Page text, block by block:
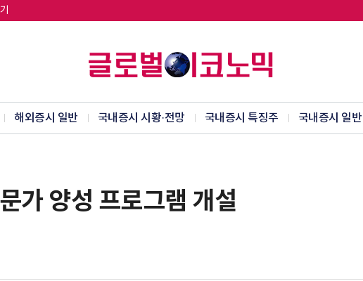
해외증시 일반 국내증시 시황·전망 국내증시 특징주 국내증시 일반
가 양성 프로그램 개설